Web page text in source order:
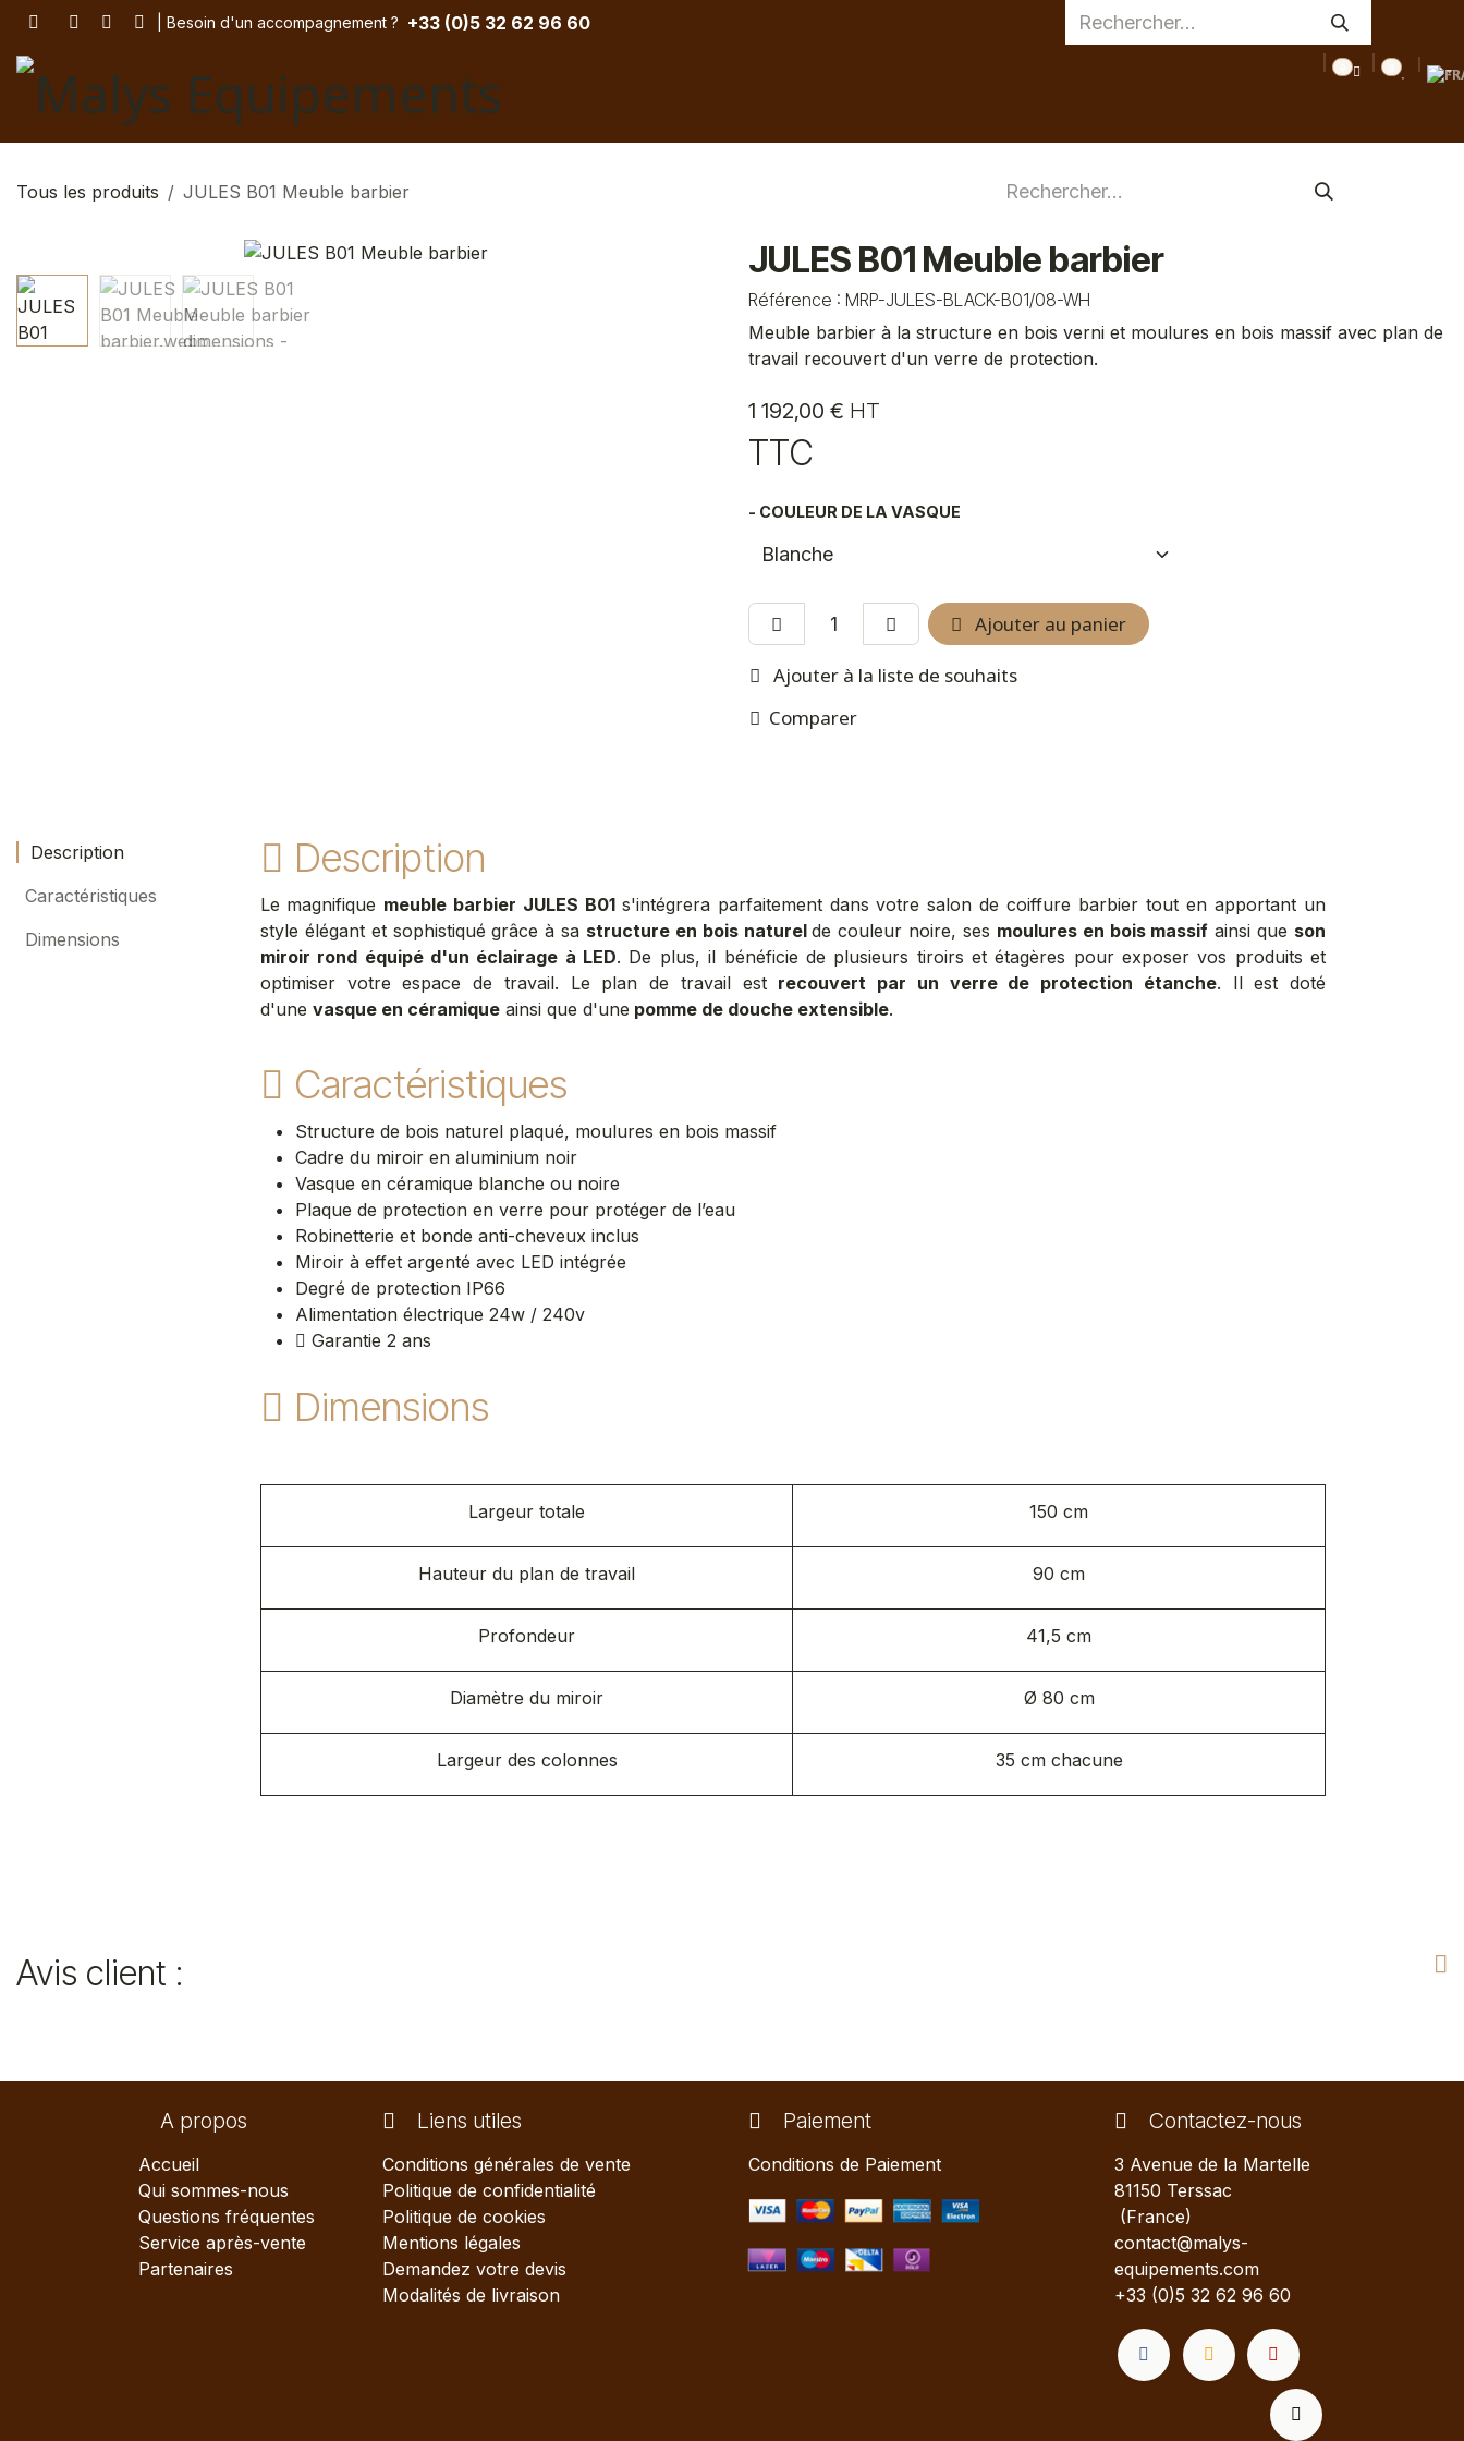
Se rendre au contenu| Besoin d'un accompagnement ? ​ +33 (0)5 32 62 96 60
Tous les produits JULES B01 Meuble barbier
JULES B01 Meuble barbier
Référence : MRP-JULES-BLACK-B01/08-WH
Meuble barbier à la structure en bois verni et moulures en bois massif avec plan de
travail recouvert d'un verre de protection.
1 192,00 € HT
TTC
- COULEUR DE LA VASQUE
Ajouter au panier
Ajouter à la liste de souhaits
Comparer
Description
Caractéristiques
Dimensions
Description
Le magnifique meuble barbier JULES B01 s'intégrera parfaitement dans votre salon de coiffure barbier tout en apportant un
style élégant et sophistiqué grâce à sa structure en bois naturelde couleur noire, ses moulures en bois massif ainsi que son
miroir rond équipé d'un éclairage à LED. De plus, il bénéficie de plusieurs tiroirs et étagères pour exposer vos produits et
optimiser votre espace de travail. Le plan de travail est recouvert par un verre de protection étanche. Il est doté
d'une vasque en céramique ainsi que d'une pomme de douche extensible.
Caractéristiques
Structure de bois naturel plaqué, moulures en bois massif
Cadre du miroir en aluminium noir
Vasque en céramique blanche ou noire
Plaque de protection en verre pour protéger de l’eau
Robinetterie et bonde anti-cheveux inclus
Miroir à effet argenté avec LED intégrée
Degré de protection IP66
Alimentation électrique 24w / 240v
Garantie 2 ans
Dimensions
Largeur totale 150 cm
Hauteur du plan de travail 90 cm
Profondeur 41,5 cm
Diamètre du miroir Ø 80 cm
Largeur des colonnes 35 cm chacune
Avis client :
A propos
Accueil
Qui sommes-nous
Questions fréquentes
Service après-vente
Partenaires
Liens utiles
Conditions générales de vente
Politique de confidentialité
Politique de cookies
Mentions légales
Demandez votre devis
Modalités de livraison
Paiement
Conditions de Paiement
Contactez-nous
3 Avenue de la Martelle
81150 Terssac
(France)
contact@malys-
equipements.com
+33 (0)5 32 62 96 60